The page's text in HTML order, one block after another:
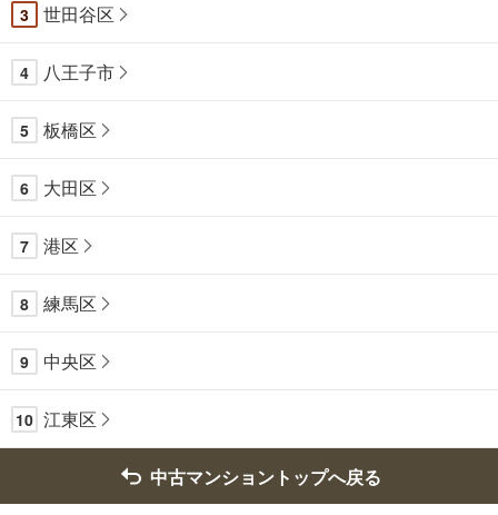
3 世田谷区
4 八王子市
5 板橋区
6 大田区
7 港区
8 練馬区
9 中央区
10 江東区
中古マンショントップへ戻る